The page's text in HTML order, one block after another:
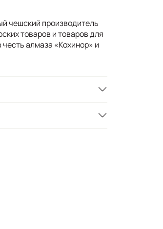
чешский производитель
товаров и товаров для
алмаза «Кохинор» и